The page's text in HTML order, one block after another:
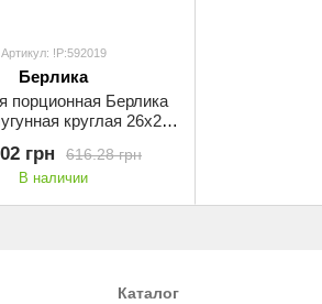
Артикул: !P:592019
Берлика
порционная Берлика
круглая 26х2.5
616.28 грн
грн
В наличии
Каталог